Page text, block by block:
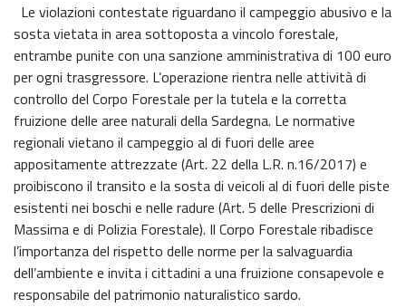
Le violazioni contestate riguardano il campeggio abusivo e la
sosta vietata in area sottoposta a vincolo forestale,
entrambe punite con una sanzione amministrativa di 100 euro
per ogni trasgressore. L’operazione rientra nelle attività di
controllo del Corpo Forestale per la tutela e la corretta
fruizione delle aree naturali della Sardegna. Le normative
regionali vietano il campeggio al di fuori delle aree
appositamente attrezzate (Art. 22 della L.R. n.16/2017) e
proibiscono il transito e la sosta di veicoli al di fuori delle piste
esistenti nei boschi e nelle radure (Art. 5 delle Prescrizioni di
Massima e di Polizia Forestale). Il Corpo Forestale ribadisce
l’importanza del rispetto delle norme per la salvaguardia
dell’ambiente e invita i cittadini a una fruizione consapevole e
responsabile del patrimonio naturalistico sardo.